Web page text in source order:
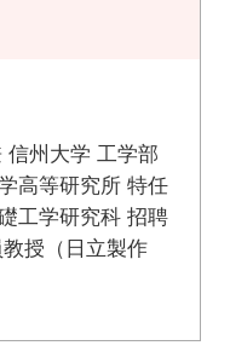
州大学 工学部
高等研究所 特任
工学研究科 招聘
授（日立製作